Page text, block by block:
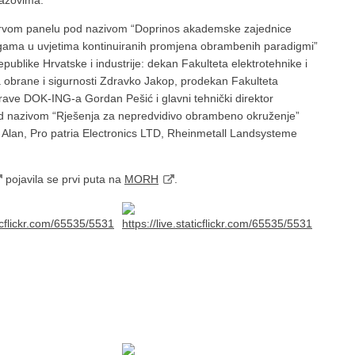
panelu pod nazivom “Doprinos akademske zajednice
u uvjetima kontinuiranih promjena obrambenih paradigmi”
Hrvatske i industrije: dekan Fakulteta elektrotehnike i
i sigurnosti Zdravko Jakop, prodekan Fakulteta
DOK-ING-a Gordan Pešić i glavni tehnički direktor
“Rješenja za nepredvidivo obrambeno okruženje”
Pro patria Electronics LTD, Rheinmetall Landsysteme
pojavila se prvi puta na MORH